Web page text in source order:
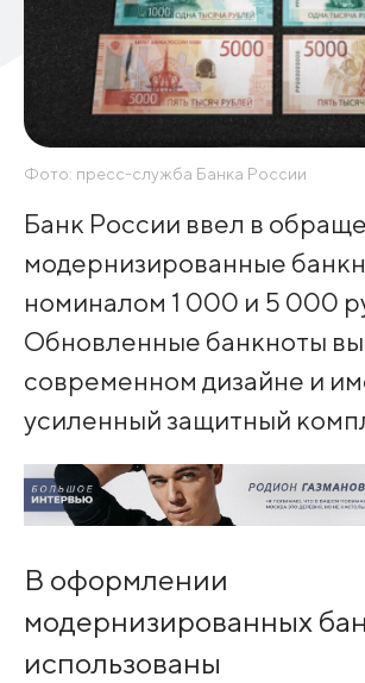
Фото: пресс-служба Банка России
Банк России ввел в
модернизированные
номиналом 1 000 и 5 000
Обновленные банкноты
современном дизайне и
усиленный защитный
В оформлении
модернизированных
использованы